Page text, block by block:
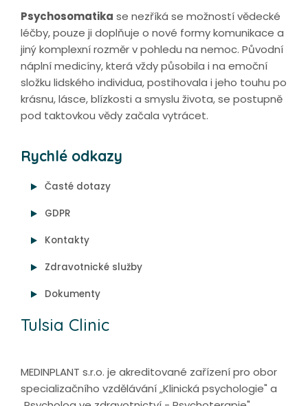
Psychosomatika se nezříká se možností vědecké
léčby, pouze ji doplňuje o nové formy komunikace a
jiný komplexní rozměr v pohledu na nemoc. Původní
náplní medicíny, která vždy působila i na emoční
složku lidského individua, postihovala i jeho touhu po
krásnu, lásce, blízkosti a smyslu života, se postupně
pod taktovkou vědy začala vytrácet.
Rychlé odkazy
Časté dotazy
GDPR
Kontakty
Zdravotnické služby
Dokumenty
Tulsia Clinic
MEDINPLANT s.r.o. je akreditované zařízení pro obor
specializačního vzdělávání „Klinická psychologie" a